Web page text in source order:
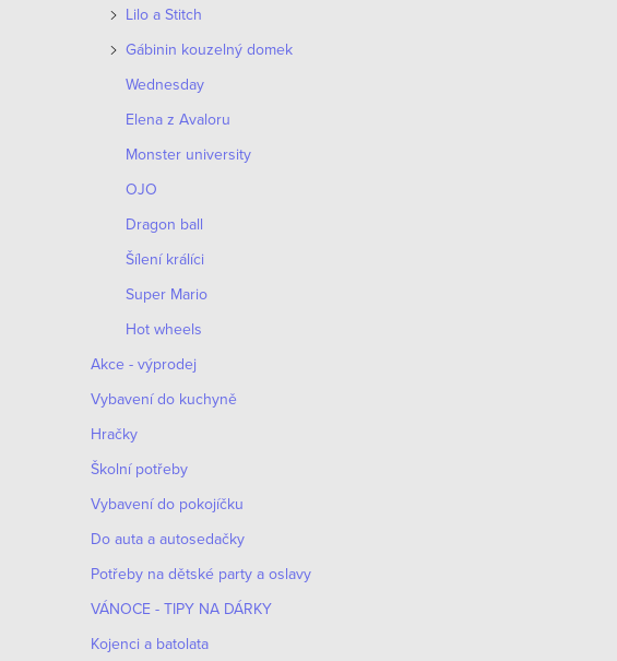
Lilo a Stitch
Gábinin kouzelný domek
Wednesday
Elena z Avaloru
Monster university
OJO
Dragon ball
Šílení králíci
Super Mario
Hot wheels
Akce - výprodej
Vybavení do kuchyně
Hračky
Školní potřeby
Vybavení do pokojíčku
Do auta a autosedačky
Potřeby na dětské party a oslavy
VÁNOCE - TIPY NA DÁRKY
Kojenci a batolata